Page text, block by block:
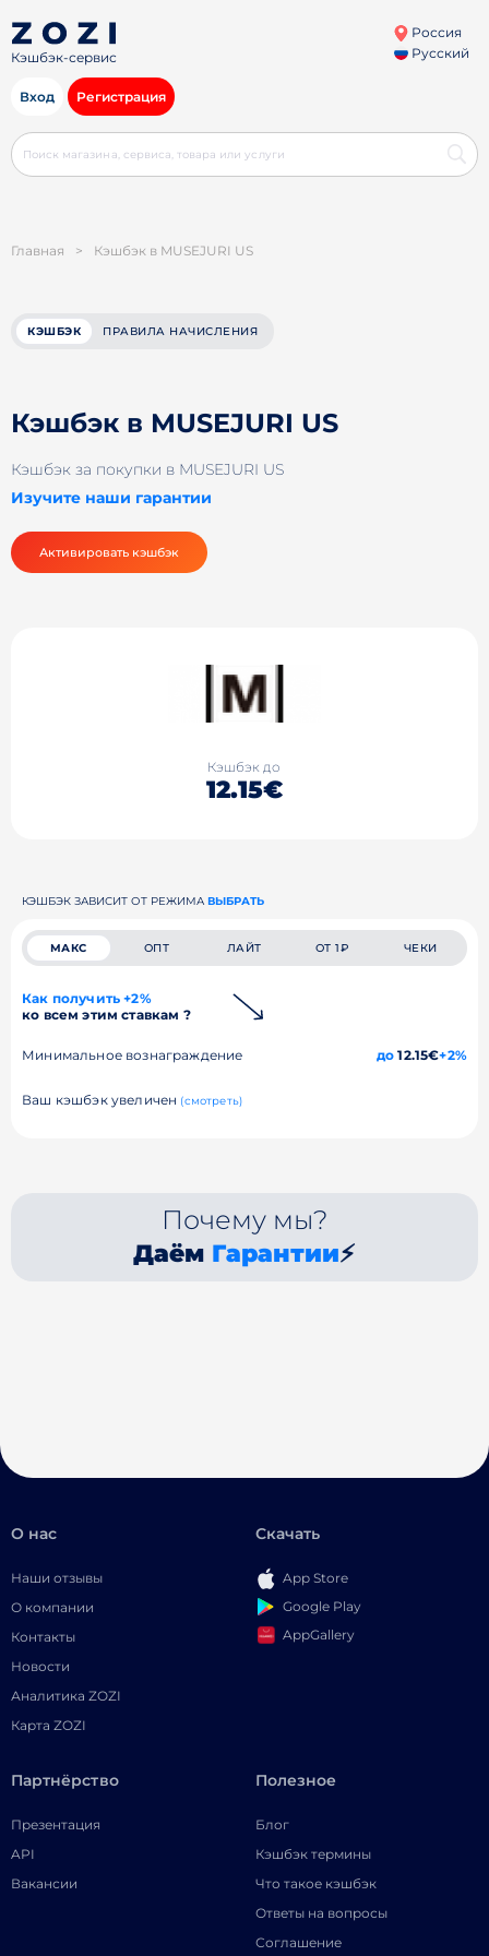
Кэшбэк-сервис
Россия
Русский
Вход Регистрация
Главная > Кэшбэк в MUSEJURI US
КЭШБЭК ПРАВИЛА НАЧИСЛЕНИЯ
Кэшбэк в MUSEJURI US
Кэшбэк за покупки в MUSEJURI US
Изучите наши гарантии
Активировать кэшбэк
Кэшбэк до
12.15€
КЭШБЭК ЗАВИСИТ ОТ РЕЖИМА ВЫБРАТЬ
МАКС ОПТ ЛАЙТ ОТ 1₽ ЧЕКИ
Как получить +2%
ко всем этим ставкам ?
Минимальное вознаграждение до 12.15€+2%
Ваш кэшбэк увеличен (смотреть)
Почему мы?
Даём Гарантии⚡
О нас
Наши отзывы
О компании
Контакты
Новости
Аналитика ZOZI
Карта ZOZI
Скачать
App Store
Google Play
AppGallery
Партнёрство
Презентация
API
Вакансии
Полезное
Блог
Кэшбэк термины
Что такое кэшбэк
Ответы на вопросы
Соглашение